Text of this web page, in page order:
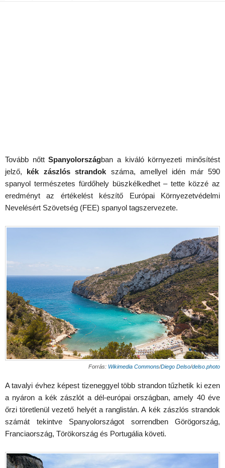
Tovább nőttSpanyolországban a kiváló környezeti minősítést
jelző, kék zászlós strandok száma, amellyel idén már 590
spanyol természetes fürdőhely büszkélkedhet – tette közzé az
eredményt az értékelést készítő Európai Környezetvédelmi
Nevelésért Szövetség (FEE) spanyol tagszervezete.
Forrás: Wikimedia Commons/Diego Delso/delso.photo
A tavalyi évhez képest tizeneggyel több strandon tűzhetik ki ezen
a nyáron a kék zászlót a dél-európai országban, amely 40 éve
őrzi töretlenül vezető helyét a ranglistán. A kék zászlós strandok
számát tekintve Spanyolországot sorrendben Görögország,
Franciaország, Törökország és Portugália követi.